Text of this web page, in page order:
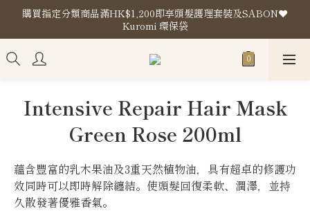
購買指定分類商品滿HK$1,200即享頭髮護理套裝及SABON❤️
Kuromi 環保袋
購買指定分類商品滿HK$1,200即享頭髮護理套裝及SABON❤️
Kuromi 環保袋
Store Location
Kuromi 環保袋
Intensive Repair Hair Mask
Green Rose 200ml
蘊含豐富的乳木果油及3重天然植物油，具有超卓的修護功
效同時可以即時解除纏結。使頭髮回復柔軟、潤澤，並持
久散發著優雅香氣。